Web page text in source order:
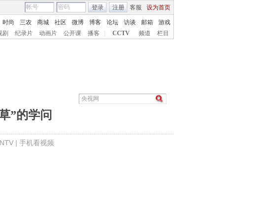
客服 设为首页
登录 注册
时尚 三农 商城 社区 微博 博客 论坛 访谈 邮箱
游戏
剧 纪录片 动画片 公开课 播客 CCTV 频道 栏目
”的学问
| 手机看视频